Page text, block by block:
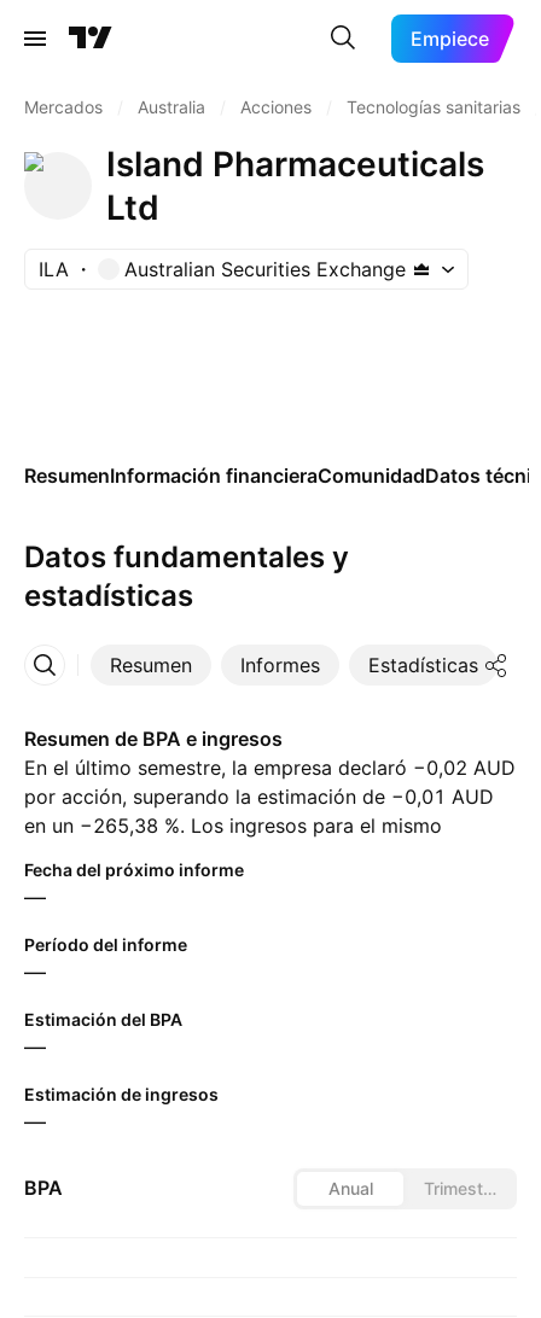
Empiece
Mercados Australia Acciones Tecnologías sanitarias
Island Pharmaceuticals
Ltd
ILA Australian Securities Exchange
ResumenInformación financieraComunidadDatos
Datos fundamentales y
estadísticas
Resumen Informes Estadísticas
Más
Resumen de BPA e ingresos
En el último semestre, la empresa declaró −0,02 AUD
por acción, superando la estimación de −0,01 AUD
en un −265,38 %. Los ingresos para el mismo
estimación de 0,00 AUD. Para el próximo semestre,
acción y 0,00 AUD en ingresos.
Fecha del próximo informe
—
Período del informe
—
Estimación del BPA
—
Estimación de ingresos
—
BPA Anual Trimestral